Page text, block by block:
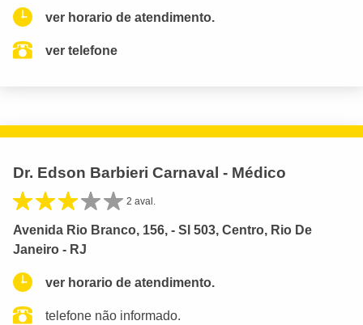
ver horario de atendimento.
ver telefone
Dr. Edson Barbieri Carnaval - Médico
2 aval.
Avenida Rio Branco, 156, - Sl 503, Centro, Rio De
Janeiro - RJ
ver horario de atendimento.
telefone não informado.